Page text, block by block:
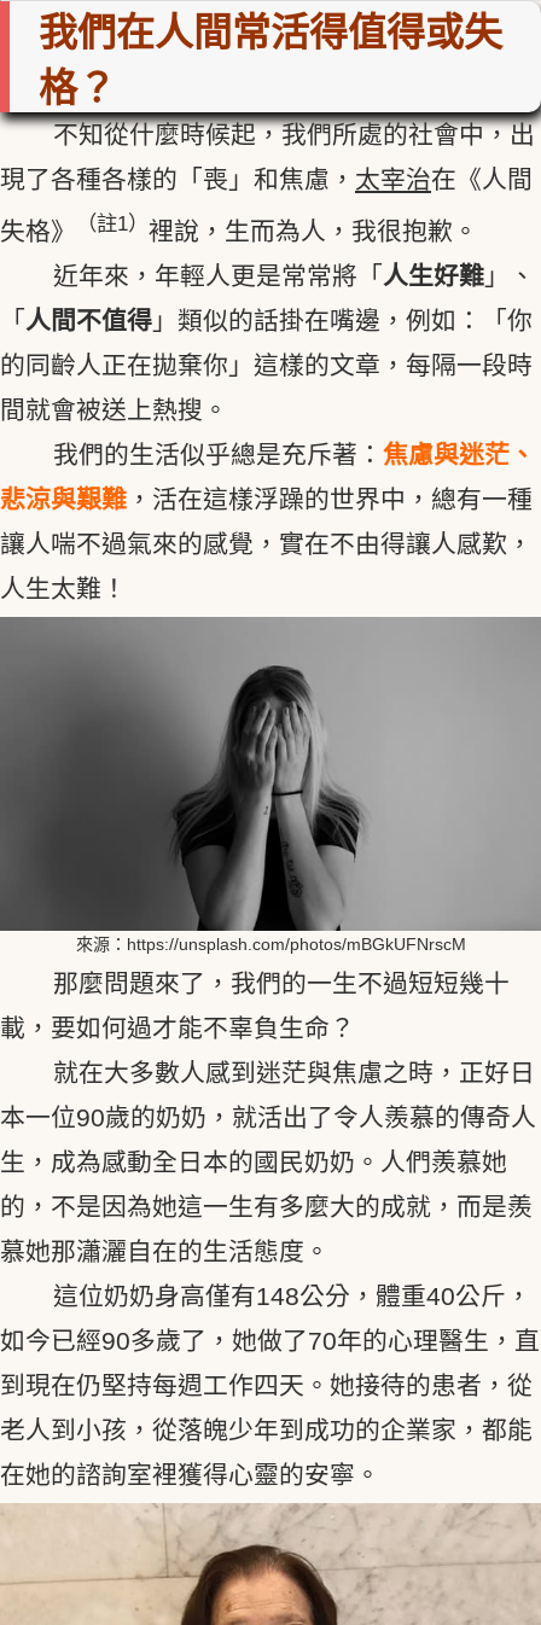
我們在人間常活得值得或失
格？
不知從什麼時候起，我們所處的社會中，出
現了各種各樣的「喪」和焦慮， 太宰治在《人間
失格》
（註1） 裡說，生而為人，我很抱歉。
近年來，年輕人更是常常將「 人生好難」、
「 人間不值得 」類似的話掛在嘴邊，例如：「你
的同齡人正在拋棄你」這樣的文章，每隔一段時
間就會被送上熱搜。
我們的生活似乎總是充斥著： 焦慮與迷茫、
悲涼與艱難 ，活在這樣浮躁的世界中，總有一種
讓人喘不過氣來的感覺，實在不由得讓人感歎，
人生太難！
來源：https://unsplash.com/photos/mBGkUFNrscM
那麼問題來了，我們的一生不過短短幾十
載，要如何過才能不辜負生命？
就在大多數人感到迷茫與焦慮之時，正好日
本一位90歲的奶奶，就活出了令人羨慕的傳奇人
生，成為感動全日本的國民奶奶。人們羨慕她
的，不是因為她這一生有多麼大的成就，而是羨
慕她那瀟灑自在的生活態度。
這位奶奶身高僅有148公分，體重40公斤，
如今已經90多歲了，她做了70年的心理醫生，直
到現在仍堅持每週工作四天。她接待的患者，從
老人到小孩，從落魄少年到成功的企業家，都能
在她的諮詢室裡獲得心靈的安寧。